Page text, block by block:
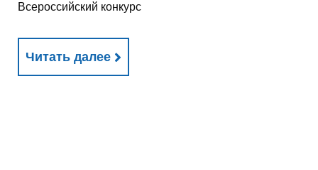
Всероссийский конкурс
Читать далее